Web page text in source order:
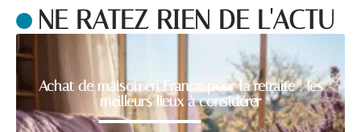
NE RATEZ RIEN DE L'ACTU
Achat de maison en France pour la retraite : les
meilleurs lieux à considérer